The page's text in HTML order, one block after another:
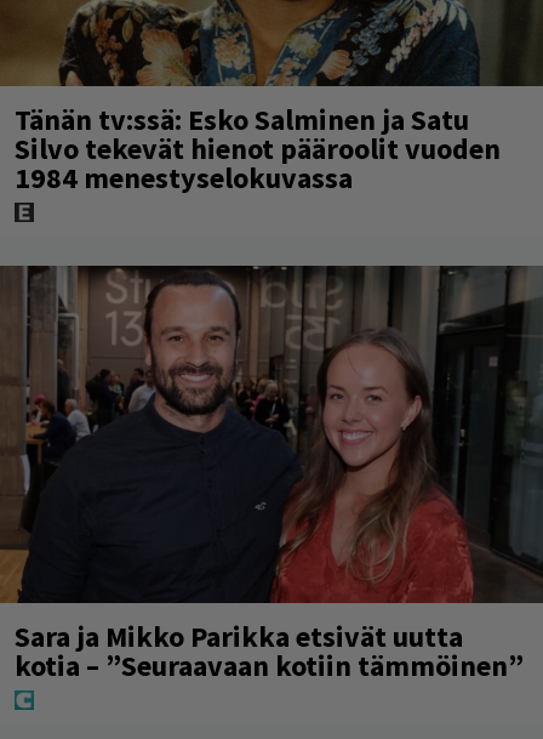
Tänän tv:ssä: Esko Salminen ja Satu
Silvo tekevät hienot pääroolit vuoden
1984 menestyselokuvassa
Sara ja Mikko Parikka etsivät uutta
kotia – ”Seuraavaan kotiin tämmöinen”